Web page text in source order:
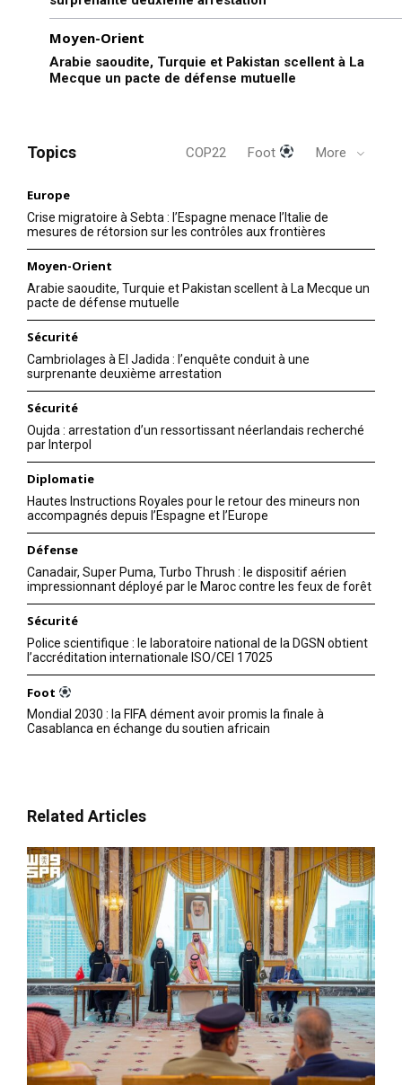
Moyen-Orient
Arabie saoudite, Turquie et Pakistan scellent à La
Mecque un pacte de défense mutuelle
Topics COP22 Foot More
Europe
Crise migratoire à Sebta : l’Espagne menace l’Italie de
mesures de rétorsion sur les contrôles aux frontières
Moyen-Orient
Arabie saoudite, Turquie et Pakistan scellent à La Mecque un
pacte de défense mutuelle
Sécurité
Cambriolages à El Jadida : l’enquête conduit à une
surprenante deuxième arrestation
Sécurité
Oujda : arrestation d’un ressortissant néerlandais recherché
par Interpol
Diplomatie
Hautes Instructions Royales pour le retour des mineurs non
accompagnés depuis l’Espagne et l’Europe
Défense
Canadair, Super Puma, Turbo Thrush : le dispositif aérien
impressionnant déployé par le Maroc contre les feux de forêt
Sécurité
Police scientifique : le laboratoire national de la DGSN obtient
l’accréditation internationale ISO/CEI 17025
Foot
Mondial 2030 : la FIFA dément avoir promis la finale à
Casablanca en échange du soutien africain
Related Articles